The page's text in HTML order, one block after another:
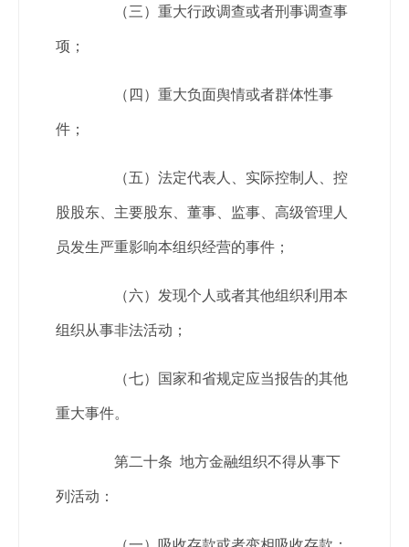
（三）重大行政调查或者刑事调查事
项；
（四）重大负面舆情或者群体性事
件；
（五）法定代表人、实际控制人、控
股股东、主要股东、董事、监事、高级管理人
员发生严重影响本组织经营的事件；
（六）发现个人或者其他组织利用本
组织从事非法活动；
（七）国家和省规定应当报告的其他
重大事件。
第二十条 地方金融组织不得从事下
列活动：